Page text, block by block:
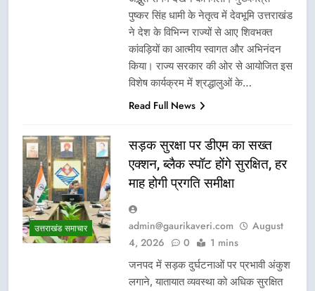
पुष्कर सिंह धामी के नेतृत्व में देवभूमि उत्तराखंड
ने देश के विभिन्न राज्यों से आए शिवभक्त
कांवड़ियों का आत्मीय स्वागत और अभिनंदन
किया। राज्य सरकार की ओर से आयोजित इस
विशेष कार्यक्रम में श्रद्धालुओं के…
Read Full News
उत्तराखंड समाचार
सड़क सुरक्षा पर डीएम का सख्त
एक्शन, ब्लैक स्पॉट होंगे सुरक्षित, हर
माह होगी प्रगति समीक्षा
admin@gaurikaveri.com
August
4, 2026
0 1 mins
जनपद में सड़क दुर्घटनाओं पर प्रभावी अंकुश
लगाने, यातायात व्यवस्था को अधिक सुरक्षित